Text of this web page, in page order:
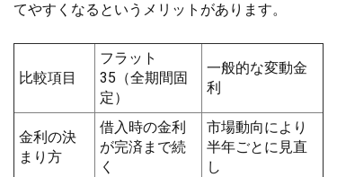
てやすくなるというメリットがあります。
比較項目
フラット
35（全期間固
定）
一般的な変動金
利
金利の決
まり方
借入時の金利
が完済まで続
く
市場動向により
半年ごとに見直
し